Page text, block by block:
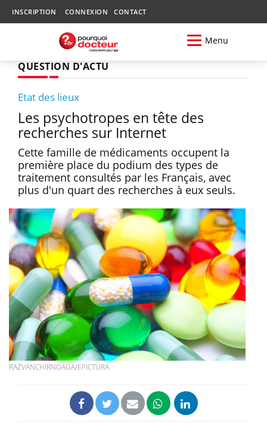
INSCRIPTION CONNEXION CONTACT
Menu
QUESTION D'ACTU
Etat des lieux
Les psychotropes en tête des
recherches sur Internet
Cette famille de médicaments occupent la
première place du podium des types de
traitement consultés par les Français, avec
plus d'un quart des recherches à eux seuls.
RAZVANCHIRNOAGA/EPICTURA